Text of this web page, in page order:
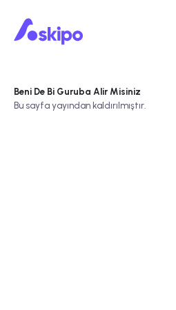
Beni De Bi Guruba Alir Misiniz
Bu sayfa yayından kaldırılmıştır.